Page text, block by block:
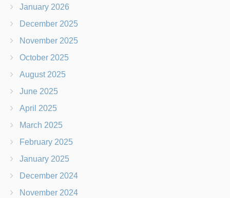
January 2026
December 2025
November 2025
October 2025
August 2025
June 2025
April 2025
March 2025
February 2025
January 2025
December 2024
November 2024